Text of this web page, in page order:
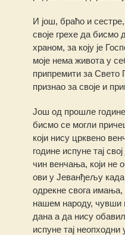
И још, браћо и
своје грехе да
храном, за коју је
моје нема живота у
припремити за Свето
признао за своје и
Још од прошле
бисмо се могли
који нису црквено
године испуне тај
чин венчања, који не
ови у Јеванђељу
одрекне свога имања,
нашем народу, чувши
дана а да нису
испуне тај